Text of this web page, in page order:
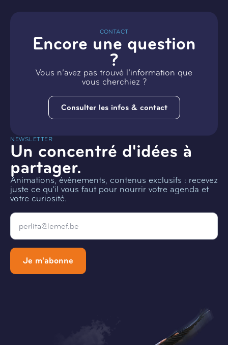
CONTACT
Encore une question
?
Vous n’avez pas trouvé l’information que
vous cherchiez ?
Consulter les infos & contact
NEWSLETTER
Un concentré d'idées à
partager.
Animations, évènements, contenus exclusifs : recevez
juste ce qu'il vous faut pour nourrir votre agenda et
votre curiosité.
Email
Je m'abonne